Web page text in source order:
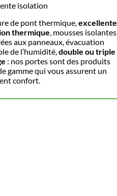
isolation
de pont thermique,excellente
thermique, mousses isolantes
aux panneaux, évacuation
de l’humidité,double ou triple
: nos portes sont des produits
gamme qui vous assurent un
confort.